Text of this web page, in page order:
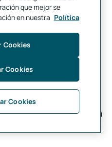
entre
de los
que no
se cambia la
de un fondo a
alguna.
que mejor se
en nuestra Política
Cookies
Cookies
Cookies